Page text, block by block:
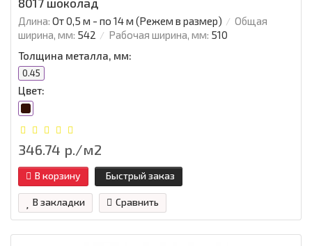
Длина: От 0,5 м - по 14 м (Режем в размер)
Общая
ширина, мм: 542 Рабочая ширина, мм: 510
Толщина металла, мм:
0.45
Цвет:
346.74 р./м2
В корзину Быстрый заказ
В закладки Сравнить